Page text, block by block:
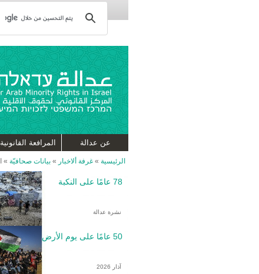
عن عدالة المرافعة القانونية
الرئيسية » غرفة ألاخبار » بيانات صحافيّة »
78 عامًا على النكبة
نشرة عدالة
50 عامًا على يوم الأرض
آذار 2026